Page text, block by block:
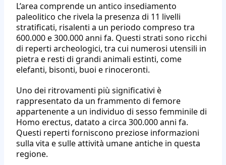
L’area comprende un antico insediamento
paleolitico che rivela la presenza di 11 livelli
stratificati, risalenti a un periodo compreso tra
600.000 e 300.000 anni fa. Questi strati sono ricchi
di reperti archeologici, tra cui numerosi utensili in
pietra e resti di grandi animali estinti, come
elefanti, bisonti, buoi e rinoceronti.
Uno dei ritrovamenti più significativi è
rappresentato da un frammento di femore
appartenente a un individuo di sesso femminile di
Homo erectus, datato a circa 300.000 anni fa.
Questi reperti forniscono preziose informazioni
sulla vita e sulle attività umane antiche in questa
regione.